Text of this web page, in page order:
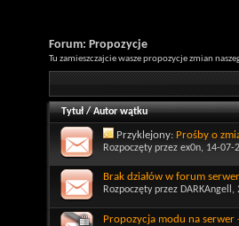
Forum: Propozycje
Tu zamieszczajcie wasze propozycje zmian
Tytuł/Autor wątku
Przyklejony: Prośby o
Rozpoczęty przez ex0n, 14-07-
Brak działów w forum
Rozpoczęty przez DARKAngell ,
Propozycja modu na serwer